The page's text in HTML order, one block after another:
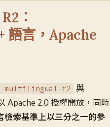
：
語言，Apache
multilingual-r2 與
Apache 2.0 授權開放，同時
檢索基準上以三分之一的參